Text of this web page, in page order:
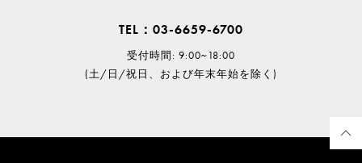
TEL：03-6659-6700
受付時間: 9:00~18:00
(土/日/祝日、および年末年始を除く)